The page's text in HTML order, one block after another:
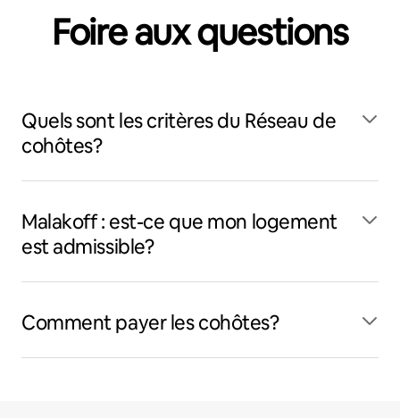
Foire aux questions
Quels sont les critères du Réseau de
cohôtes?
Malakoff : est-ce que mon logement
est admissible?
Comment payer les cohôtes?